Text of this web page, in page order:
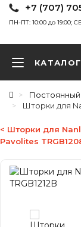
+7 (707)
ПН-ПТ: 10:00 до 19:00;
Постоянный
Шторки для
< Шторки для
Pavolites